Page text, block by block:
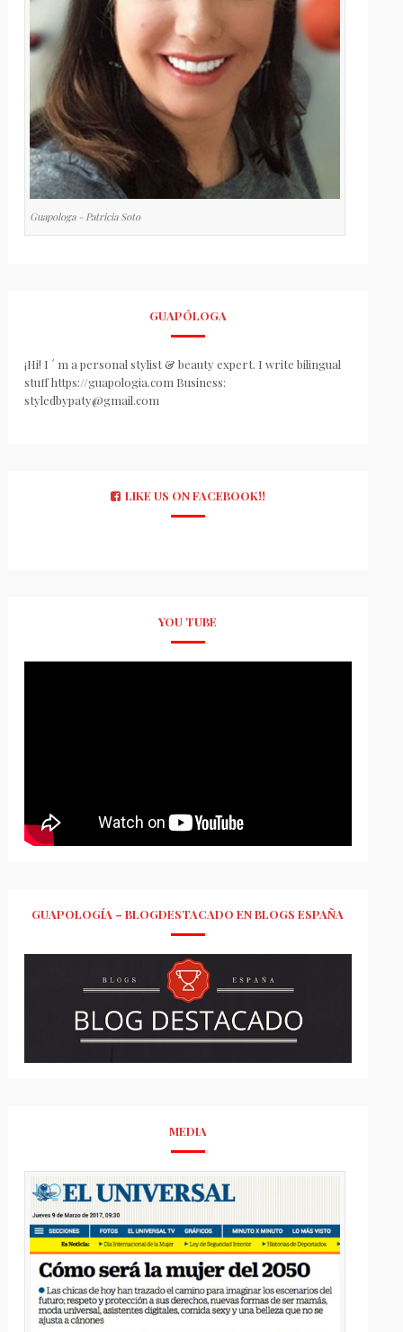
Guapologa - Patricia Soto
GUAPÓLOGA
¡Hi! I ´ m a personal stylist & beauty expert. I write bilingual
stuff https://guapologia.com Business:
styledbypaty@gmail.com
LIKE US ON FACEBOOK!!
YOU TUBE
GUAPOLOGÍA – BLOGDESTACADO EN BLOGS ESPAÑA
MEDIA